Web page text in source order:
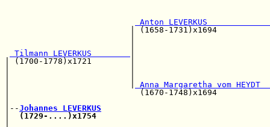
Anton LEVERKUS
| (1658-
Tilmann LEVERKUS
| (1700-1778)x1721        |
Anna Margaretha vom HEYDT
|                           (1670-
|--Johannes LEVERKUS
(1729-....)x1754